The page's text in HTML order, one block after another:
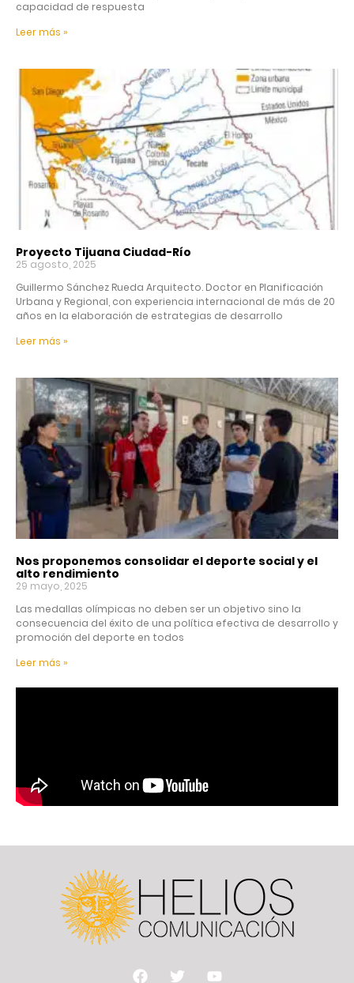
capacidad de respuesta
Leer más »
Proyecto Tijuana Ciudad-Río
25 agosto, 2025
Guillermo Sánchez Rueda Arquitecto. Doctor en Planificación
Urbana y Regional, con experiencia internacional de más de 20
años en la elaboración de estrategias de desarrollo
Leer más »
Nos proponemos consolidar el deporte social y el
alto rendimiento
29 mayo, 2025
Las medallas olímpicas no deben ser un objetivo sino la
consecuencia del éxito de una política efectiva de desarrollo y
promoción del deporte en todos
Leer más »